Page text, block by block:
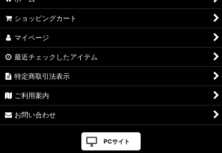
ショッピングカート
マイページ
最近チェックしたアイテム
特定商取引法表示
ご利用案内
お問い合わせ
PCサイト